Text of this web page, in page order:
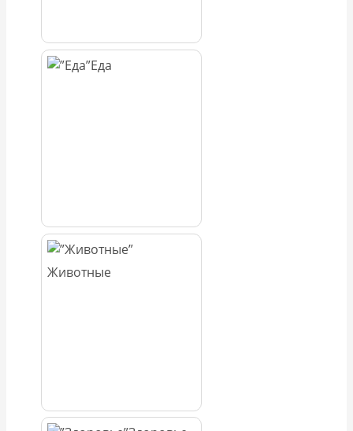
Еда
Животные